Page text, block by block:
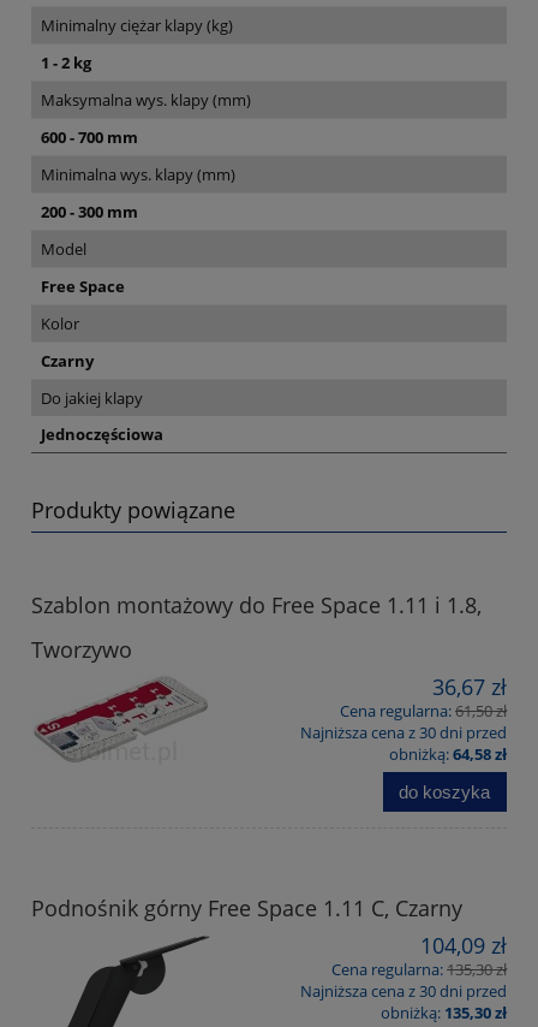
Minimalny ciężar klapy (kg)
1 - 2 kg
Maksymalna wys. klapy (mm)
600 - 700 mm
Minimalna wys. klapy (mm)
200 - 300 mm
Model
Free Space
Kolor
Czarny
Do jakiej klapy
Jednoczęściowa
Produkty powiązane
Szablon montażowy do Free Space 1.11 i 1.8,
Tworzywo
36,67 zł
Cena regularna:61,50 zł
Najniższa cena z 30 dni przed
obniżką:64,58 zł
do koszyka
Podnośnik górny Free Space 1.11 C, Czarny
104,09 zł
Cena regularna:135,30 zł
Najniższa cena z 30 dni przed
obniżką: 135,30 zł